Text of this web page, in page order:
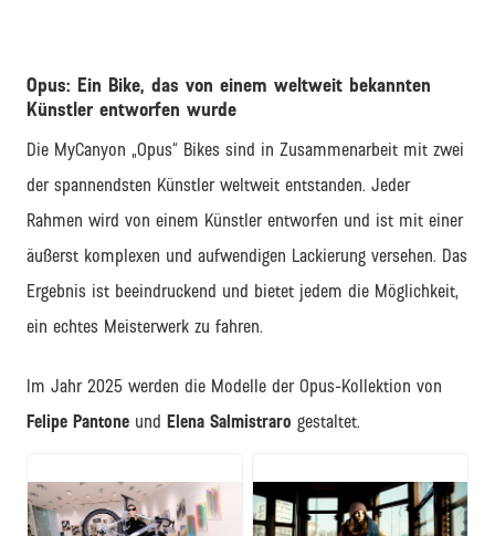
Opus: Ein Bike, das von einem weltweit bekannten
Künstler entworfen wurde
Die MyCanyon „Opus“ Bikes sind in Zusammenarbeit mit zwei
der spannendsten Künstler weltweit entstanden. Jeder
Rahmen wird von einem Künstler entworfen und ist mit einer
äußerst komplexen und aufwendigen Lackierung versehen. Das
Ergebnis ist beeindruckend und bietet jedem die Möglichkeit,
ein echtes Meisterwerk zu fahren.
Im Jahr 2025 werden die Modelle der Opus-Kollektion von
Felipe Pantone und Elena Salmistraro gestaltet.